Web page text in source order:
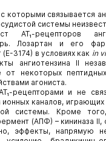
которыми связывается
системы
АТ₁-рецепторов
Лозартан и его
3174) в условиях как in
ангиотензина II
некоторых
агониста.
рецепторами и не
каналов,
системы. Кроме
(АПФ) – кининаза
эффекты, напрямую